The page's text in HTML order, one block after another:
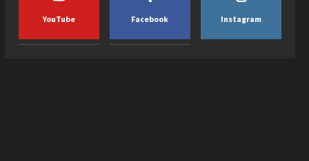
YouTube Facebook Instagram